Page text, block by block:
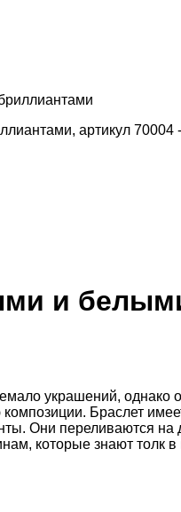
и
украшений,
Браслет
Они переливаются на
которые знают толк